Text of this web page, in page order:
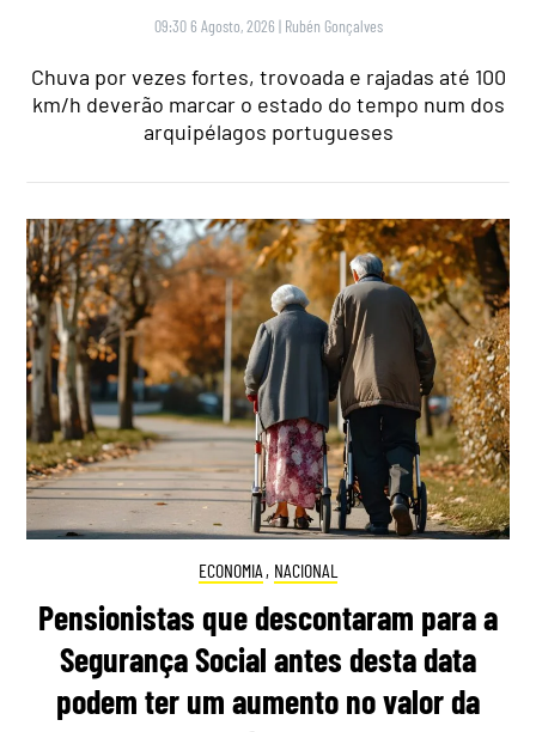
09:30 6 Agosto, 2026 | Rubén Gonçalves
Chuva por vezes fortes, trovoada e rajadas até 100
km/h deverão marcar o estado do tempo num dos
arquipélagos portugueses
ECONOMIA , NACIONAL
Pensionistas que descontaram para a
Segurança Social antes desta data
podem ter um aumento no valor da